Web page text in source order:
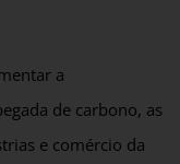
a
de carbono, as
e comércio da